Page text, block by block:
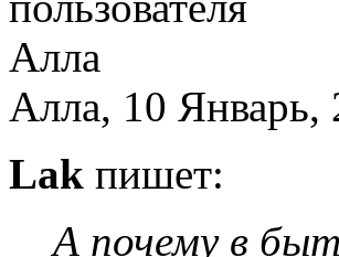
Алла, 10
Lak пишет:
А почему в